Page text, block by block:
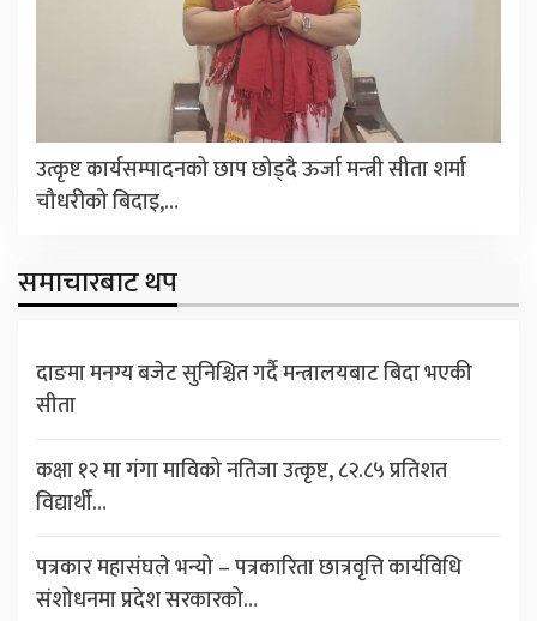
उत्कृष्ट कार्यसम्पादनको छाप छोड्दै ऊर्जा मन्त्री सीता शर्मा
चौधरीको बिदाइ,…
समाचारबाट थप
दाङमा मनग्य बजेट सुनिश्चित गर्दै मन्त्रालयबाट बिदा भएकी
सीता
कक्षा १२ मा गंगा माविको नतिजा उत्कृष्ट, ८२.८५ प्रतिशत
विद्यार्थी…
पत्रकार महासंघले भन्यो – पत्रकारिता छात्रवृत्ति कार्यविधि
संशोधनमा प्रदेश सरकारको…